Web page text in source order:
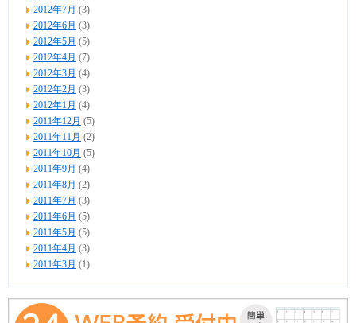
2012年7月 (3)
2012年6月 (3)
2012年5月 (5)
2012年4月 (7)
2012年3月 (4)
2012年2月 (3)
2012年1月 (4)
2011年12月 (5)
2011年11月 (2)
2011年10月 (5)
2011年9月 (4)
2011年8月 (2)
2011年7月 (3)
2011年6月 (5)
2011年5月 (5)
2011年4月 (3)
2011年3月 (1)